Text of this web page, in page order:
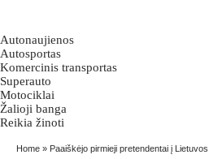
Autonaujienos
Autosportas
Komercinis transportas
Superauto
Motociklai
Žalioji banga
Reikia žinoti
Home » Paaiškėjo pirmieji pretendentai į